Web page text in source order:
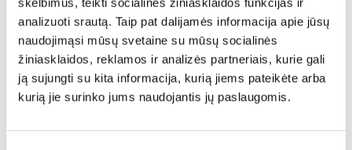
analizuoti srautą. Taip pat dalijamės informacija apie jūsų
naudojimąsi mūsų svetaine su mūsų socialinės
žiniasklaidos, reklamos ir analizės partneriais, kurie gali
ją sujungti su kita informacija, kurią jiems pateikėte arba
kurią jie surinko jums naudojantis jų paslaugomis.
vandens purškalas, skirtas maksimaliam atsigaivinimui.
Oxy Sterile “ yra grynas vanduo, papildytas
koncentruotu deguonimi.
Purškalas „Oxy Sterile” yra vienintelis tokios rūšies sterilus
gaminys rinkoje, tinkamas naudoti ne tik suaugusiesiems,
bet ir kūdikiams, moterų ir vyrų odai, kosmetinėms